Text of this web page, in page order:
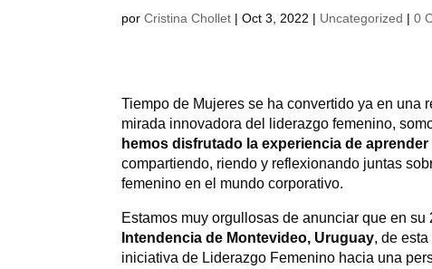
porCristina Chollet |Oct 3, 2022 | Uncategorized |0
Tiempo de Mujeres se ha convertido ya en una
mirada innovadora del liderazgo femenino,
hemos disfrutado la experiencia de
compartiendo, riendo y reflexionando juntas
femenino en el mundo corporativo.
Estamos muy orgullosas de anunciar que en su
Intendencia de Montevideo, Uruguay, de
iniciativa de Liderazgo Femenino hacia una